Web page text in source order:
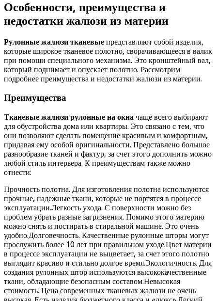
Особенности, преимущества и
недостатки жалюзи из материи
Рулонные жалюзи тканевые представляют собой изделия,
которые широкое тканевое полотно, сворачивающееся в валик
при помощи специального механизма. Это кронштейный вал,
который поднимает и опускает полотно. Рассмотрим
подробнее преимущества и недостатки жалюзи из материи.
Преимущества
Тканевые жалюзи рулонные на окна чаще всего выбирают
для обустройства дома или квартиры. Это связано с тем, что
они позволяют сделать помещение красивым и комфортным,
придавая ему особой оригинальности. Представлено большое
разнообразие тканей и фактур, за счет этого дополнить можно
любой стиль интерьера. К преимуществам также можно
отнести:
Прочность полотна. Для изготовления полотна используются
прочные, надежные ткани, которые не портятся в процессе
эксплуатации.Легкость ухода. С поверхности можно без
проблем убрать разные загрязнения. Помимо этого материю
можно снять и постирать в стиральной машине. Это очень
удобно.Долговечность. Качественные рулонные шторы могут
прослужить более 10 лет при правильном уходе.Цвет материи
в процессе эксплуатации не выцветает, за счет этого полотно
выглядит красиво и стильно долгое время.Экологичность. Для
создания рулонных штор используются высококачественные
ткани, обладающие безопасным составом.Невысокая
стоимость. Цена современных тканевых жалюзи не очень